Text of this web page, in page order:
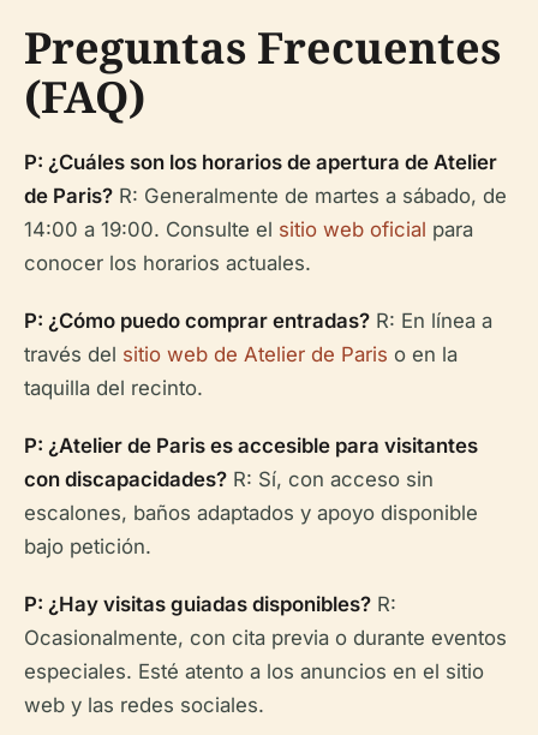
Preguntas Frecuentes
(FAQ)
P: ¿Cuáles son los horarios de apertura de Atelier
de Paris? R: Generalmente de martes a sábado, de
14:00 a 19:00. Consulte el sitio web oficial para
conocer los horarios actuales.
P: ¿Cómo puedo comprar entradas? R: En línea a
través del sitio web de Atelier de Paris o en la
taquilla del recinto.
P: ¿Atelier de Paris es accesible para visitantes
con discapacidades? R: Sí, con acceso sin
escalones, baños adaptados y apoyo disponible
bajo petición.
P: ¿Hay visitas guiadas disponibles? R:
Ocasionalmente, con cita previa o durante eventos
especiales. Esté atento a los anuncios en el sitio
web y las redes sociales.